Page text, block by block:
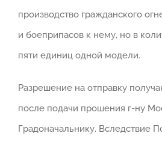
производство гражданского
и боеприпасов к нему, но в
пяти единиц одной модели.
Разрешение на отправку
после подачи прошения г-ну
Градоначальнику. Вследствие